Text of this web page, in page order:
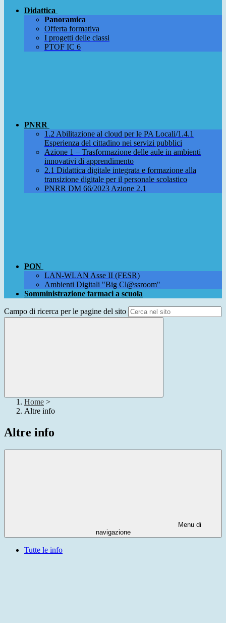
Didattica
Panoramica
Offerta formativa
I progetti delle classi
PTOF IC 6
PNRR
1.2 Abilitazione al cloud per le PA Locali/1.4.1
Esperienza del cittadino nei servizi pubblici
Azione 1 – Trasformazione delle aule in ambienti
innovativi di apprendimento
2.1 Didattica digitale integrata e formazione alla
transizione digitale per il personale scolastico
PNRR DM 66/2023 Azione 2.1
PON
LAN-WLAN Asse II (FESR)
Ambienti Digitali "Big Cl@ssroom"
Somministrazione farmaci a scuola
Campo di ricerca per le pagine del sito
Home >
Altre info
Altre info
Menu di
navigazione
Tutte le info